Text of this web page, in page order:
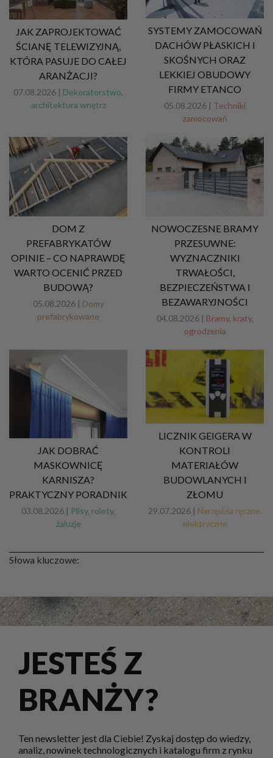
JAK ZAPROJEKTOWAĆ
ŚCIANĘ TELEWIZYJNĄ,
KTÓRA PASUJE DO CAŁEJ
ARANŻACJI?
07.08.2026 | Dekoratorstwo,
architektura wnętrz
SYSTEMY ZAMOCOWAŃ
DACHÓW PŁASKICH I
SKOŚNYCH ORAZ
LEKKIEJ OBUDOWY
FIRMY ETANCO
05.08.2026 | Techniki
zamocowań
DOM Z
PREFABRYKATÓW
OPINIE – CO NAPRAWDĘ
WARTO OCENIĆ PRZED
BUDOWĄ?
05.08.2026 | Domy
prefabrykowane
NOWOCZESNE BRAMY
PRZESUWNE:
WYZNACZNIKI
TRWAŁOŚCI,
BEZPIECZEŃSTWA I
BEZAWARYJNOŚCI
04.08.2026 | Bramy, kraty,
ogrodzenia
JAK DOBRAĆ
MASKOWNICĘ
KARNISZA?
PRAKTYCZNY PORADNIK
03.08.2026 | Plisy, rolety,
żaluzje
LICZNIK GEIGERA W
KONTROLI
MATERIAŁÓW
BUDOWLANYCH I
ZŁOMU
29.07.2026 | Narzędzia ręczne,
elektryczne
Słowa kluczowe:
JESTEŚ Z
BRANŻY?
Ten newsletter jest dla Ciebie! Zyskaj dostęp do wiedzy,
analiz, nowinek technologicznych i katalogu firm z rynku